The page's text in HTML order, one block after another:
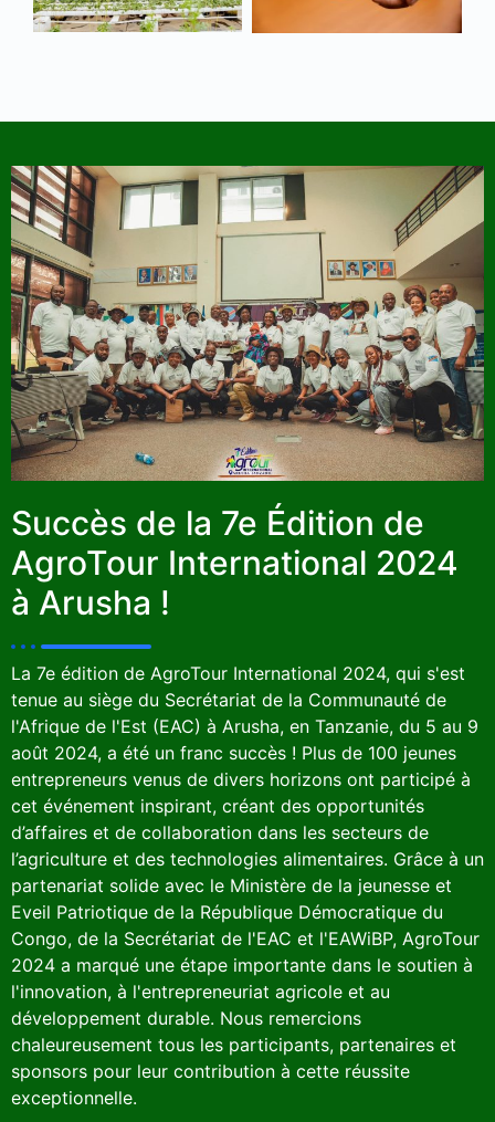
Succès de la 7e Édition de
AgroTour International 2024
à Arusha !
La 7e édition de AgroTour International 2024, qui s'est
tenue au siège du Secrétariat de la Communauté de
l'Afrique de l'Est (EAC) à Arusha, en Tanzanie, du 5 au 9
août 2024, a été un franc succès ! Plus de 100 jeunes
entrepreneurs venus de divers horizons ont participé à
cet événement inspirant, créant des opportunités
d’affaires et de collaboration dans les secteurs de
l’agriculture et des technologies alimentaires. Grâce à un
partenariat solide avec le Ministère de la jeunesse et
Eveil Patriotique de la République Démocratique du
Congo, de la Secrétariat de l'EAC et l'EAWiBP, AgroTour
2024 a marqué une étape importante dans le soutien à
l'innovation, à l'entrepreneuriat agricole et au
développement durable. Nous remercions
chaleureusement tous les participants, partenaires et
sponsors pour leur contribution à cette réussite
exceptionnelle.